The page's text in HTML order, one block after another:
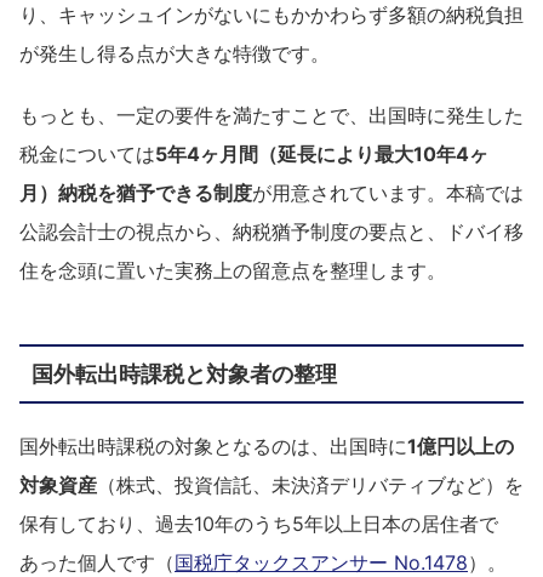
り、キャッシュインがないにもかかわらず多額の納税負担
が発生し得る点が大きな特徴です。
もっとも、一定の要件を満たすことで、出国時に発生した
税金については5年4ヶ月間（延長により最大10年4ヶ
月）納税を猶予できる制度が用意されています。本稿では
公認会計士の視点から、納税猶予制度の要点と、ドバイ移
住を念頭に置いた実務上の留意点を整理します。
国外転出時課税と対象者の整理
国外転出時課税の対象となるのは、出国時に1億円以上の
対象資産 （株式、投資信託、未決済デリバティブなど）を
保有しており、過去10年のうち5年以上日本の居住者で
あった個人です（国税庁タックスアンサー No.1478）。